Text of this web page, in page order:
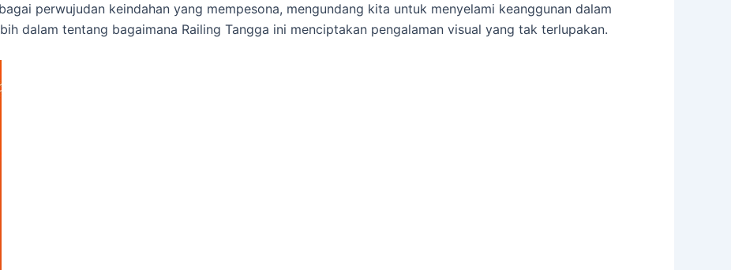
perwujudan keindahan yang mempesona, mengundang kita untuk menyelami keanggunan dalam
dalam tentang bagaimana Railing Tangga ini menciptakan pengalaman visual yang tak terlupakan.